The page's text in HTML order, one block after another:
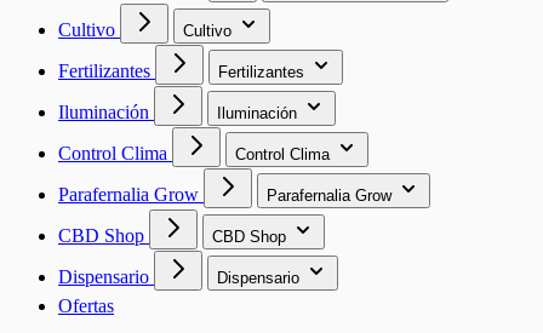
Cultivo Cultivo
Fertilizantes Fertilizantes
Iluminación Iluminación
Control Clima Control Clima
Parafernalia Grow Parafernalia Grow
CBD Shop CBD Shop
Dispensario Dispensario
Ofertas